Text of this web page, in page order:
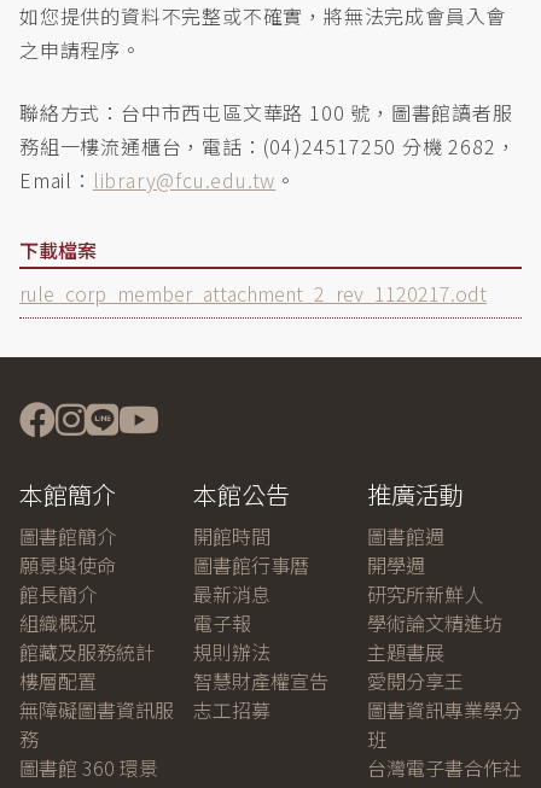
如您提供的資料不完整或不確實，將無法完成會員入會
之申請程序。
聯絡方式：台中市西屯區文華路 100 號，圖書館讀者服
務組一樓流通櫃台，電話：(04)24517250 分機 2682，
Email： library@fcu.edu.tw 。
下載檔案
Document
rule_corp_member_attachment_2_rev_1120217.odt
本館簡介
圖書館簡介
願景與使命
館長簡介
組織概況
館藏及服務統計
樓層配置
無障礙圖書資訊服
務
圖書館 360 環景
本館公告
開館時間
圖書館行事曆
最新消息
電子報
規則辦法
智慧財產權宣告
志工招募
推廣活動
圖書館週
開學週
研究所新鮮人
學術論文精進坊
主題書展
愛閱分享王
圖書資訊專業學分
班
台灣電子書合作社